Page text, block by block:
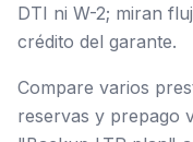
DTI ni W-2; miran
crédito del garante.
Compare varios
reservas y prepago